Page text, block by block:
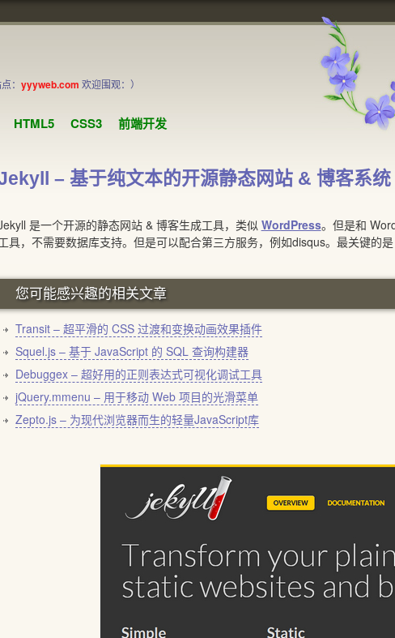
： yyyweb.com 欢迎围观：）
HTML5 CSS3 前端开发
– 基于纯文本的开源静态网站 & 博客系统
是一个开源的静态网站 & 博客生成工具，类似 WordPress。但是和
具，不需要数据库支持。但是可以配合第三方服务，例如disqus。最关键的
您可能感兴趣的相关文章
Transit – 超平滑的 CSS 过渡和变换动画效果插件
Squel.js – 基于 JavaScript 的 SQL 查询构建器
Debuggex – 超好用的正则表达式可视化调试工具
jQuery.mmenu – 用于移动 Web 项目的光滑菜单
Zepto.js – 为现代浏览器而生的轻量JavaScript库